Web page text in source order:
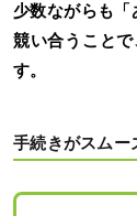
少数ながらも「
競い合うこと
す。
手続きがスムー